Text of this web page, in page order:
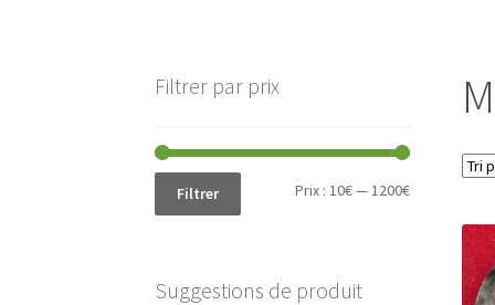
Filtrer par prix
Prix
Prix
Filtrer Prix :10€—1200€
Suggestions de produit